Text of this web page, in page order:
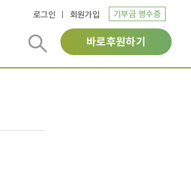
로그인 회원가입 기부금 영수증
바로후원하기